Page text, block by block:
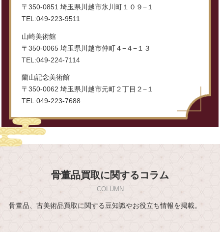
〒350-0851 埼玉県川越市氷川町１０９−１
TEL:049-223-9511
山崎美術館
〒350-0065 埼玉県川越市仲町４−４−１３
TEL:049-224-7114
蘭山記念美術館
〒350-0062 埼玉県川越市元町２丁目２−１
TEL:049-223-7688
骨董品買取に関するコラム
骨董品、古美術品買取に関する豆知識やお役立ち情報を掲載。